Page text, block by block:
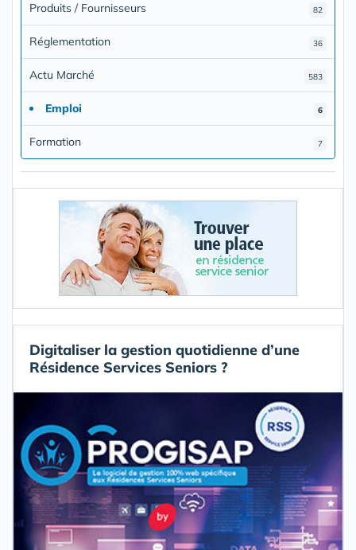
Produits / Fournisseurs 82
Réglementation 36
Actu Marché 583
Emploi 6
Formation 7
Digitaliser la gestion quotidienne d’une
Résidence Services Seniors ?